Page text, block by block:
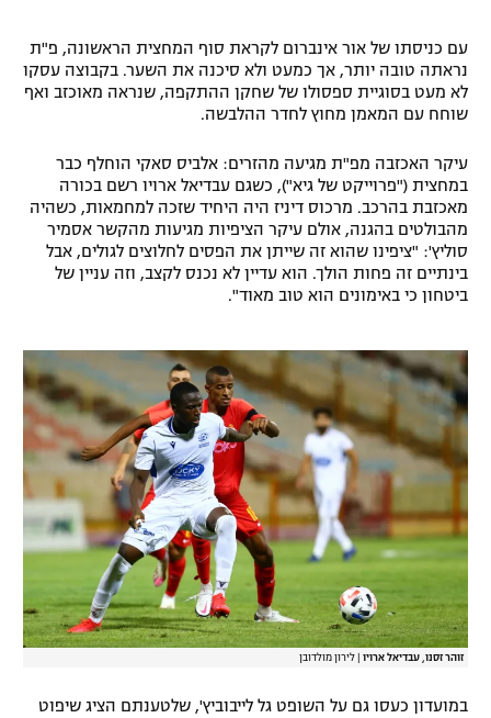
הצטרפות לחבילת הערוצים
לוח דרושים – ג'ובנט
המגזין
עם כניסתו של אור אינברום לקראת סוף המחצית הראשונה, פ"ת
נראתה טובה יותר, אך כמעט ולא סיכנה את השער. בקבוצה עסקו
לא מעט בסוגיית ספסולו של שחקן ההתקפה, שנראה מאוכזב ואף
שוחח עם המאמן מחוץ לחדר ההלבשה.
עיקר האכזבה מפ"ת מגיעה מהזרים: אלביס סאקי הוחלף כבר
במחצית ("פרוייקט של גיא"), כשגם עבדיאל ארויו רשם בכורה
מאכזבת בהרכב. מרכוס דיניז היה היחיד שזכה למחמאות, כשהיה
מהבולטים בהגנה, אולם עיקר הציפיות מגיעות מהקשר אסמיר
סוליץ': "ציפינו שהוא זה שייתן את הפסים לחלוצים לגולים, אבל
בינתיים זה פחות הולך. הוא עדיין לא נכנס לקצב, וזה עניין של
ביטחון כי באימונים הוא טוב מאוד".
זוהר זסנו, עבדיאל ארויו לירון מולדובן
במועדון כעסו גם על השופט גל לייבוביץ', שלטענתם הציג שיפוט